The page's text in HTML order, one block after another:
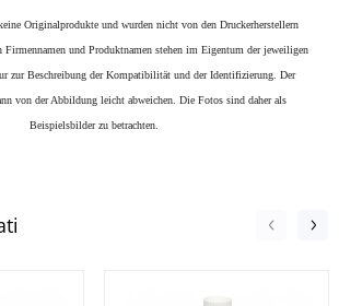
Originalprodukte und wurden nicht von den Druckerherstellern
Firmennamen und Produktnamen stehen im Eigentum der jeweiligen
zur Beschreibung der Kompatibilität und der Identifizierung. Der
von der Abbildung leicht abweichen. Die Fotos sind daher als
Beispielsbilder zu betrachten.